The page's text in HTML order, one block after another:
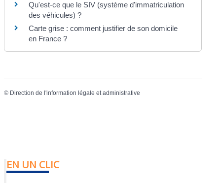
Qu'est-ce que le SIV (système d'immatriculation
des véhicules) ?
Carte grise : comment justifier de son domicile
en France ?
© Direction de l'information légale et administrative
EN UN CLIC